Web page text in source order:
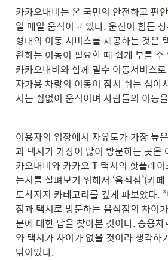
카카오내비는 온 국민의 안전하고 편
일 매일 움직이고 있다. 운전이 힘든
형태의 이동 서비스를 제공하는 것은
원하는 이동이 필요할 때 쉽게 부를
카카오내비와 함께 필수 이동서비스
자가용 차량의 이동이 잠시 쉬는 심야
시는 쉼없이 움직이며 사람들의 이동
이용자의 입장에서 자유도가 가장 높
과 택시가 가장이 많이 방문하는 곳은
카오내비와 카카오 T 택시의 핫플레
는지를 살펴보기 위해서 ‘음식점’(카
도착지지 카테고리를 깊게 파보았다.
점과 택시로 방문하는 음식점의 차이
문에 대한 답을 찾아본 것이다. 승용
와 택시가 차이가 없을 것이라 생각하
밖이었다.